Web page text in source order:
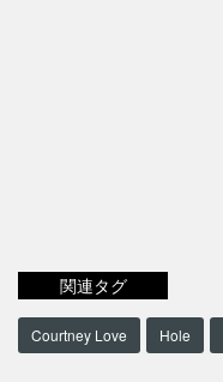
関連タグ
Courtney Love Hole